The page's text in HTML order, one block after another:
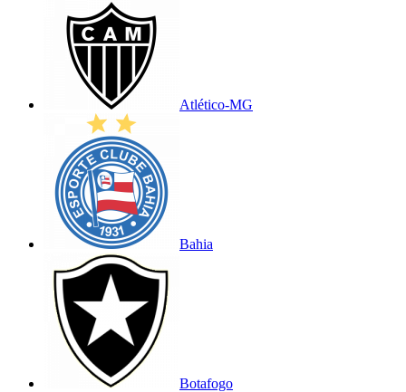
Atlético-MG
Bahia
Botafogo